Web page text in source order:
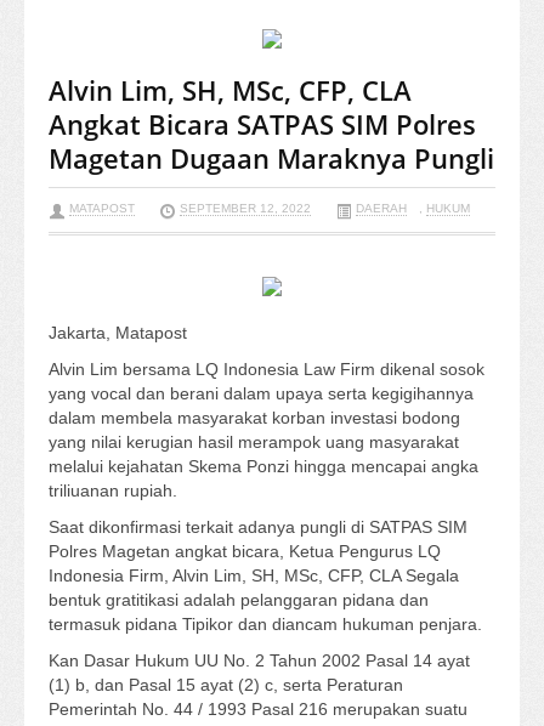
Alvin Lim, SH, MSc, CFP, CLA
Angkat Bicara SATPAS SIM Polres
Magetan Dugaan Maraknya Pungli
MATAPOST SEPTEMBER 12, 2022 DAERAH , HUKUM
Jakarta, Matapost
Alvin Lim bersama LQ Indonesia Law Firm dikenal sosok
yang vocal dan berani dalam upaya serta kegigihannya
dalam membela masyarakat korban investasi bodong
yang nilai kerugian hasil merampok uang masyarakat
melalui kejahatan Skema Ponzi hingga mencapai angka
triliuanan rupiah.
Saat dikonfirmasi terkait adanya pungli di SATPAS SIM
Polres Magetan angkat bicara, Ketua Pengurus LQ
Indonesia Firm, Alvin Lim, SH, MSc, CFP, CLA Segala
bentuk gratitikasi adalah pelanggaran pidana dan
termasuk pidana Tipikor dan diancam hukuman penjara.
Kan Dasar Hukum UU No. 2 Tahun 2002 Pasal 14 ayat
(1) b, dan Pasal 15 ayat (2) c, serta Peraturan
Pemerintah No. 44 / 1993 Pasal 216 merupakan suatu